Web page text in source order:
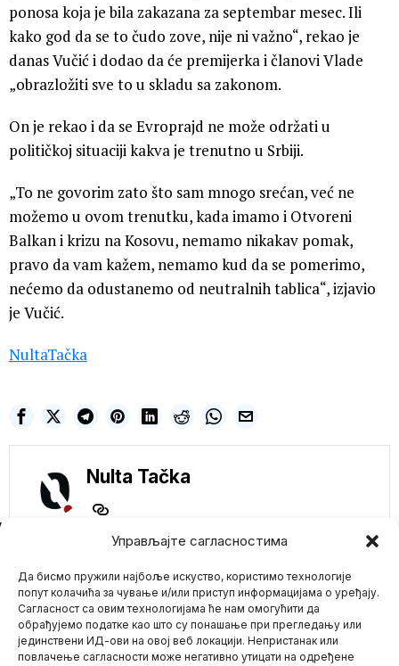
Управљајте сагласностима
Да бисмо пружили најбоље искуство, користимо технологије
попут колачића за чување и/или приступ информацијама о уређају.
Сагласност са овим технологијама ће нам омогућити да
обрађујемо податке као што су понашање при прегледању или
јединствени ИД-ови на овој веб локацији. Непристанак или
повлачење сагласности може негативно утицати на одређене
ponosa koja je bila zakazana za septembar mesec. Ili
kako god da se to čudo zove, nije ni važno“, rekao je
danas Vučić i dodao da će premijerka i članovi Vlade
„obrazložiti sve to u skladu sa zakonom.
On je rekao i da se Evroprajd ne može održati u
političkoj situaciji kakva je trenutno u Srbiji.
„To ne govorim zato što sam mnogo srećan, već ne
možemo u ovom trenutku, kada imamo i Otvoreni
Balkan i krizu na Kosovu, nemamo nikakav pomak,
pravo da vam kažem, nemamo kud da se pomerimo,
nećemo da odustanemo od neutralnih tablica“, izjavio
je Vučić.
NultaTačka
Nulta Tačka
Mario zna Youtube
Svetskog
ekonomskog foruma:
„Globalni porez na
ugljenik“
Kanadska vlada potpisala
je sporazum sa Svetskim